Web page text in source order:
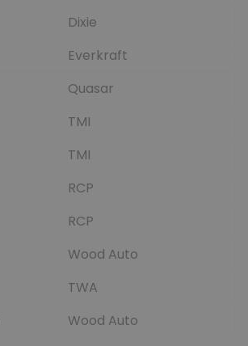
Dixie
Everkraft
Quasar
TMI
TMI
RCP
RCP
Wood Auto
TWA
Wood Auto